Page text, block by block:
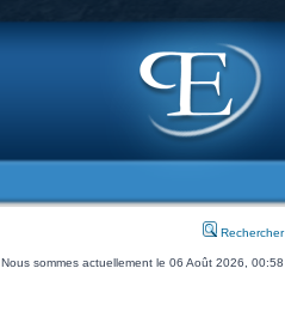
Rechercher
Nous sommes actuellement le 06 Août 2026, 00:58